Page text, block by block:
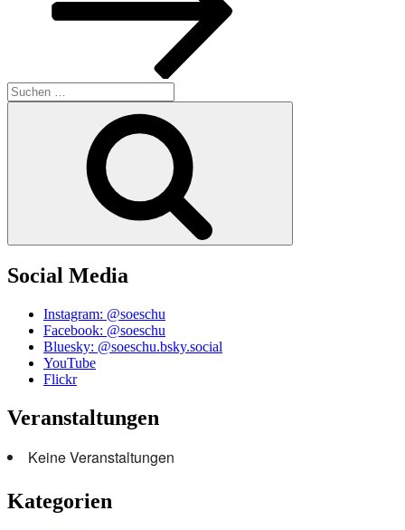
Suchen
nach:
Social Media
Instagram: @soeschu
Facebook: @soeschu
Bluesky: @soeschu.bsky.social
YouTube
Flickr
Veranstaltungen
Keine Veranstaltungen
Kategorien